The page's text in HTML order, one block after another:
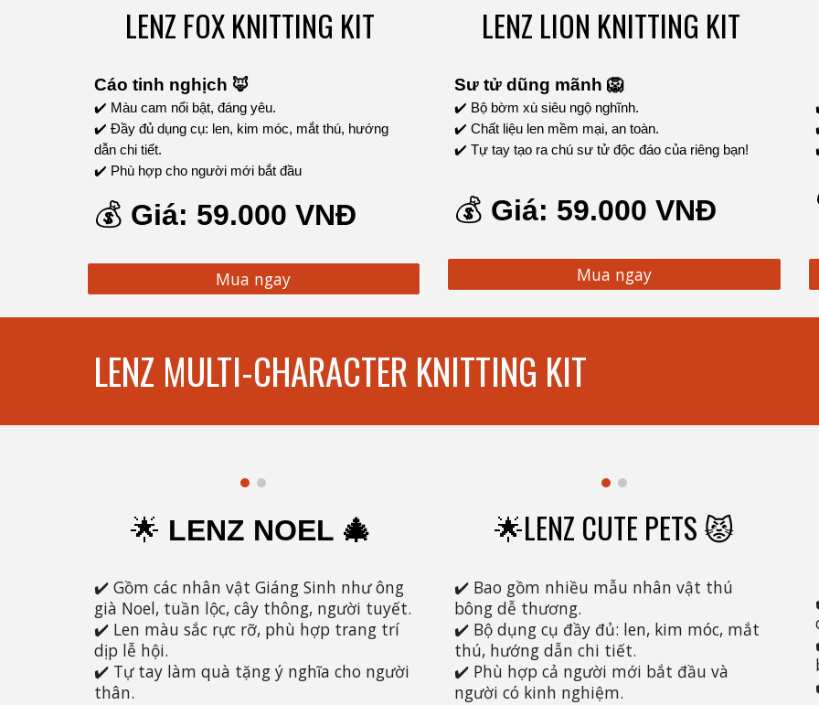
LENZ FOX KNITTING KIT
Cáo tinh nghịch 🦊
✔️ Màu cam nổi bật, đáng yêu.
✔️ Đầy đủ dụng cụ: len, kim móc, mắt thú, hướng
dẫn chi tiết.
✔️ Phù hợp cho người mới bắt đầu
💰 Giá: 59.000 VNĐ
Mua ngay
LENZ LION KNITTING KIT
Sư tử dũng mãnh 🦁
✔️ Bộ bờm xù siêu ngộ nghĩnh.
✔️ Chất liệu len mềm mại, an toàn.
✔️ Tự tay tạo ra chú sư tử độc đáo của riêng bạn!
💰 Giá: 59.000 VNĐ
Mua ngay
LENZ MULTI-CHARACTER KNITTING KIT
🌟 LENZ NOEL 🎄
✔️ Gồm các nhân vật Giáng Sinh như ông
già Noel, tuần lộc, cây thông, người tuyết.
✔️ Len màu sắc rực rỡ, phù hợp trang trí
dịp lễ hội.
✔️ Tự tay làm quà tặng ý nghĩa cho người
thân.
🌟LENZ CUTE PETS 😾
✔️ Bao gồm nhiều mẫu nhân vật thú
bông dễ thương.
✔️ Bộ dụng cụ đầy đủ: len, kim móc, mắt
thú, hướng dẫn chi tiết.
✔️ Phù hợp cả người mới bắt đầu và
người có kinh nghiệm.